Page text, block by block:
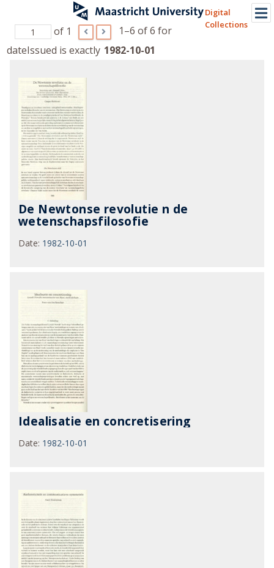
Digital
Collections
of 1 1–6 of 6 for
dateIssued is exactly 1982-10-01
De Newtonse revolutie n de
wetenschapsfilosofie
Date: 1982-10-01
Idealisatie en concretisering
Date: 1982-10-01